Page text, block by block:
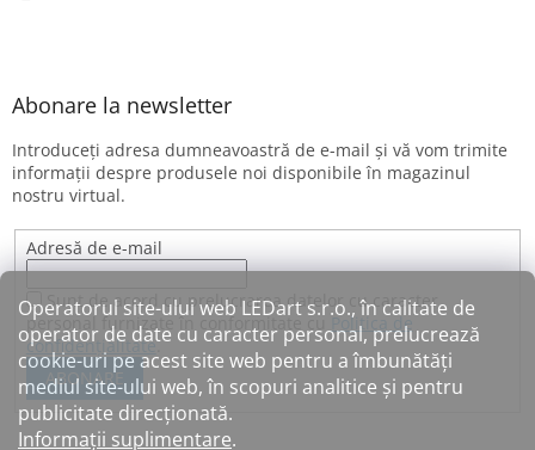
Operatorul site-ului web LEDart s.r.o., în calitate de
operator de date cu caracter personal, prelucrează
cookie-uri pe acest site web pentru a îmbunătăți
mediul site-ului web, în scopuri analitice și pentru
publicitate direcționată.
Informații suplimentare.
Abonare la newsletter
Introduceţi adresa dumneavoastră de e-mail şi vă vom trimite
informaţii despre produsele noi disponibile în magazinul
nostru virtual.
Adresă de e-mail
Sunt de acord cu prelucrarea datelor cu caracter
personal furnizate în conformitate cu Politica de
confidențialitate.
ABONARE